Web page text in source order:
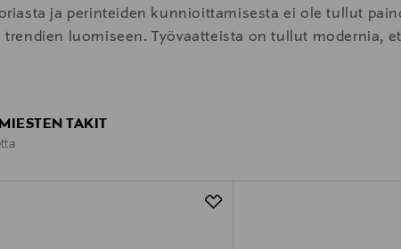
ja perinteiden kunnioittamisesta ei ole tullut
luomiseen. Työvaatteista on tullut modernia,
TAKIT